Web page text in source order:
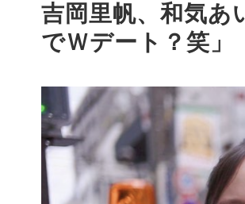
吉岡里帆、和気あ
でＷデート？笑」